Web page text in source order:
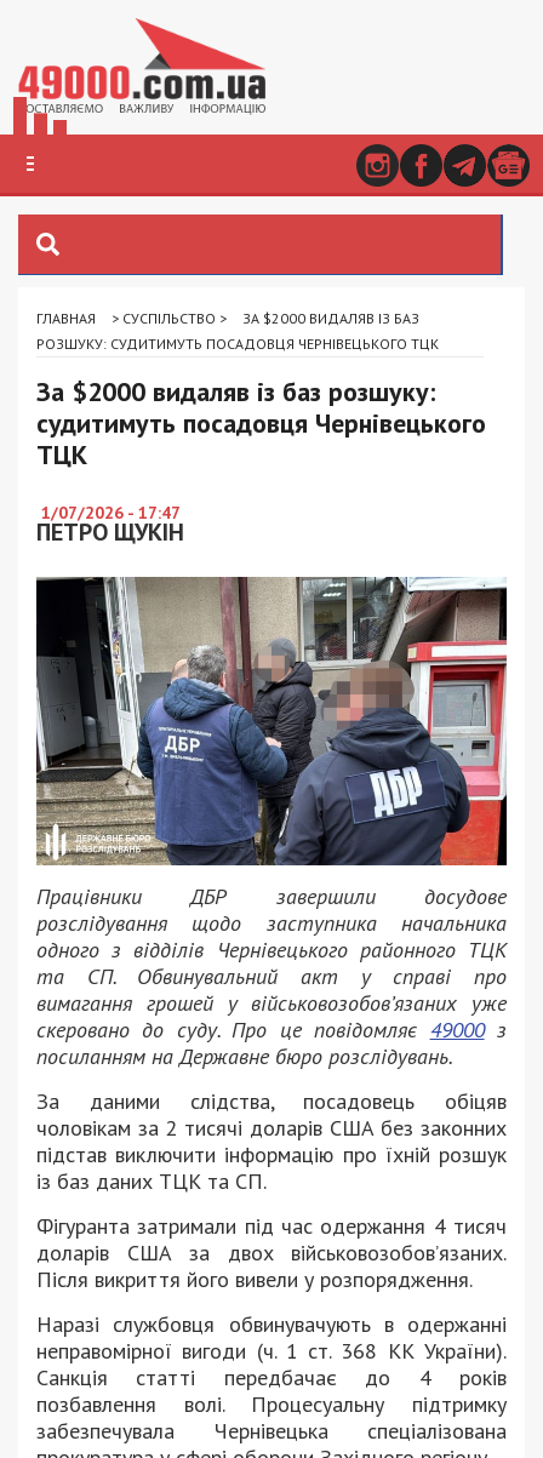
ГЛАВНАЯ > СУСПІЛЬСТВО >
ЗА $2000 ВИДАЛЯВ ІЗ БАЗ
РОЗШУКУ: СУДИТИМУТЬ ПОСАДОВЦЯ ЧЕРНІВЕЦЬКОГО ТЦК
За $2000 видаляв із баз розшуку:
судитимуть посадовця Чернівецького
ТЦК
1/07/2026 - 17:47
ПЕТРО ЩУКІН
Працівники ДБР завершили досудове
розслідування щодо заступника начальника
одного з відділів Чернівецького районного ТЦК
та СП. Обвинувальний акт у справі про
вимагання грошей у військовозобов’язаних уже
скеровано до суду. Про це повідомляє 49000з
посиланням на Державне бюро розслідувань.
За даними слідства, посадовець обіцяв
чоловікам за 2 тисячі доларів США без законних
підстав виключити інформацію про їхній розшук
із баз даних ТЦК та СП.
Фігуранта затримали під час одержання 4 тисяч
доларів США за двох військовозобов’язаних.
Після викриття його вивели у розпорядження.
Наразі службовця обвинувачують в одержанні
неправомірної вигоди (ч. 1 ст. 368 КК України).
Санкція статті передбачає до 4 років
позбавлення волі. Процесуальну підтримку
забезпечувала Чернівецька спеціалізована